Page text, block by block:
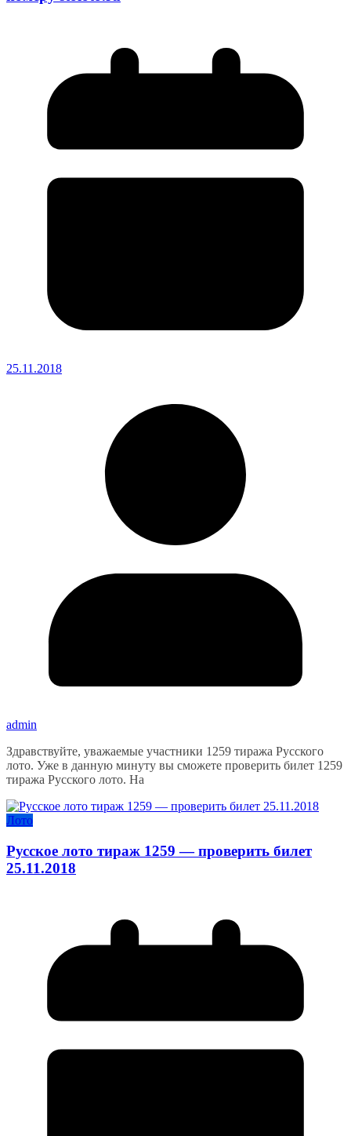
25.11.2018
admin
Здравствуйте, уважаемые участники 1259 тиража Русского
лото. Уже в данную минуту вы сможете проверить билет 1259
тиража Русского лото. На
Лото
Русское лото тираж 1259 — проверить билет
25.11.2018